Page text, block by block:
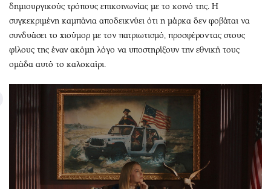
δημιουργικούς τρόπους επικοινωνίας με το κοινό της. Η
συγκεκριμένη καμπάνια αποδεικνύει ότι η μάρκα δεν φοβάται να
συνδυάσει το χιούμορ με τον πατριωτισμό, προσφέροντας στους
φίλους της έναν ακόμη λόγο να υποστηρίξουν την εθνική τους
ομάδα αυτό το καλοκαίρι.